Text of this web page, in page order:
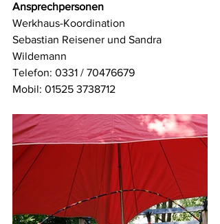
Ansprechpersonen
Werkhaus-Koordination
Sebastian Reisener und Sandra
Wildemann
Telefon: 0331 / 70476679
Mobil: 01525 3738712